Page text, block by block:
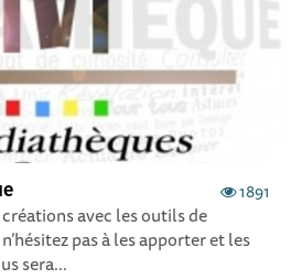
1891
avec les outils de
pas à les apporter et les
sera...